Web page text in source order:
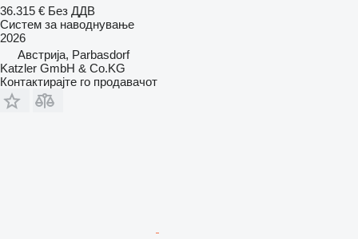
36.315 € Без ДДВ
Систем за наводнување
2026
Австрија, Parbasdorf
Katzler GmbH & Co.KG
Контактирајте го продавачот